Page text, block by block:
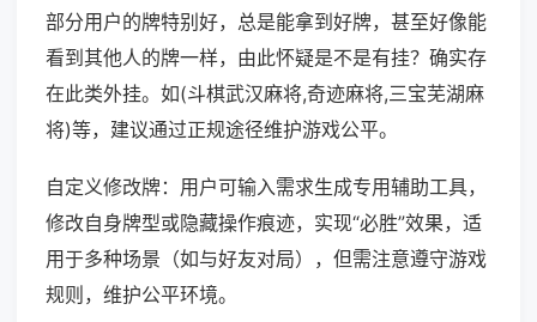
部分用户的牌特别好，总是能拿到好牌，甚至好像能
看到其他人的牌一样，由此怀疑是不是有挂？确实存
在此类外挂。如(斗棋武汉麻将,奇迹麻将,三宝芜湖麻
将)等，建议通过正规途径维护游戏公平。
自定义修改牌：用户可输入需求生成专用辅助工具，
修改自身牌型或隐藏操作痕迹，实现“必胜”效果，适
用于多种场景（如与好友对局），但需注意遵守游戏
规则，维护公平环境。